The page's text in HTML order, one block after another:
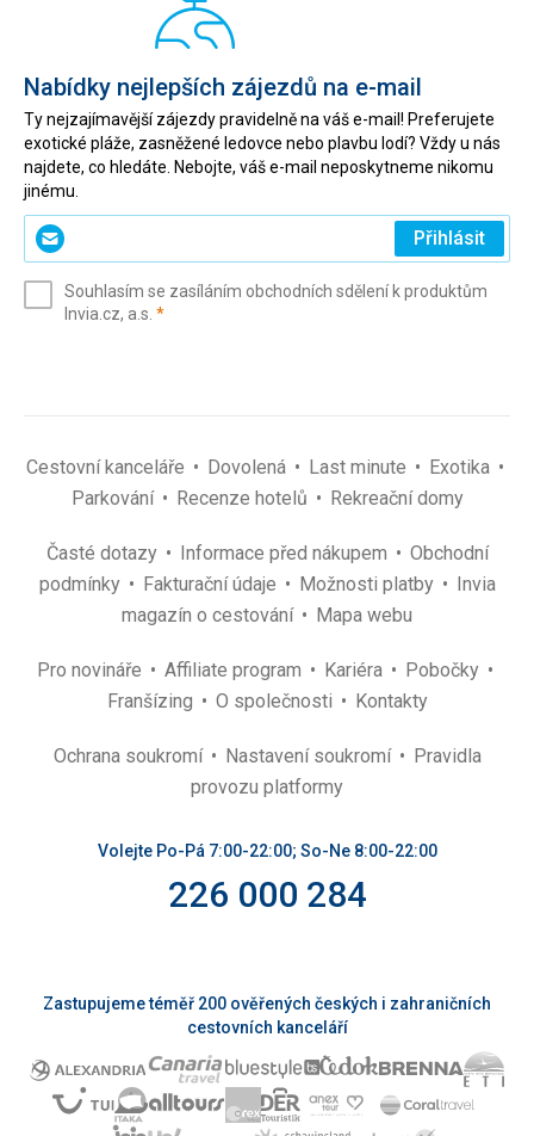
Nabídky nejlepších zájezdů na e-mail
Ty nejzajímavější zájezdy pravidelně na váš e-mail! Preferujete
exotické pláže, zasněžené ledovce nebo plavbu lodí? Vždy u nás
najdete, co hledáte. Nebojte, váš e-mail neposkytneme nikomu
jinému.
Zadejte
svůj
(povinné)
Přihlásit
Souhlasím se zasíláním obchodních sdělení k produktům
Invia.cz, a.s. *(povinné)
Cestovní kanceláře Dovolená Last minute
Exotika
Parkování
Recenze hotelů Rekreační domy
Časté dotazy Informace před nákupem
Obchodní
podmínky
Fakturační údaje Možnosti platby
Invia
magazín o cestování
Mapa webu
Pro novináře Affiliate program Kariéra
Pobočky
Franšízing
O společnosti Kontakty
Ochrana soukromí Nastavení soukromí
Pravidla
provozu platformy
Volejte Po-Pá 7:00-22:00; So-Ne 8:00-22:00
226 000 284
Zastupujeme téměř 200 ověřených českých i zahraničních
cestovních kanceláří